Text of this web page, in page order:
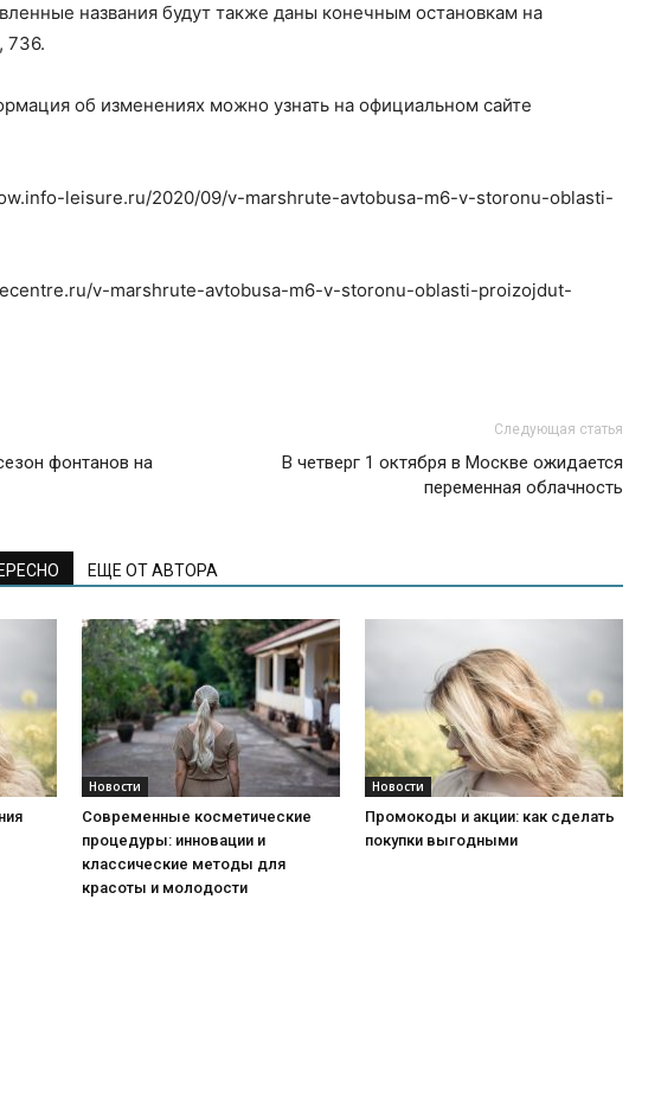
названия будут также даны конечным остановкам на
736.
об изменениях можно узнать на официальном сайте
leisure.ru/2020/09/v-marshrute-avtobusa-m6-v-storonu-oblasti-
v-marshrute-avtobusa-m6-v-storonu-oblasti-proizojdut-
фонтанов на
Следующая статья
В четверг 1 октября в Москве ожидается
переменная облачность
ЕЩЕ ОТ АВТОРА
Новости
Современные косметические
процедуры: инновации и
классические методы для
красоты и молодости
Новости
Промокоды и акции: как сделать
покупки выгодными